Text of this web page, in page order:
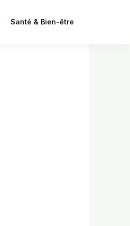
Santé & Bien-être